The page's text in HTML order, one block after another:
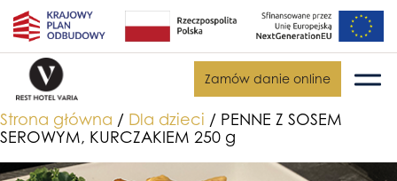
Zamów danie online
Strona główna / Dla dzieci / PENNE Z SOSEM
SEROWYM, KURCZAKIEM 250 g